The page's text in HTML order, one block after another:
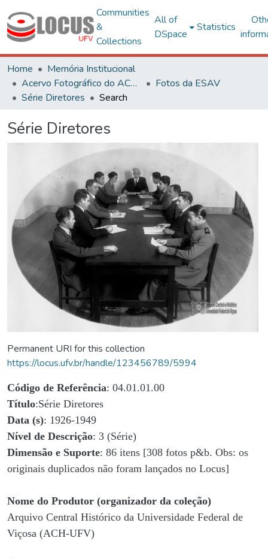
Communities
&
Collections
All of
DSpace
Statistics
Home
Memória Institucional
Acervo Fotográfico do ACH-UFV
Fotos da ESAV
Série Diretores
Search
Série Diretores
Permanent URI for this collection
https://locus.ufv.br/handle/123456789/5994
Código de Referência: 04.01.01.00
Título:Série Diretores
Data (s): 1926-1949
Nível de Descrição: 3 (Série)
Dimensão e Suporte: 86 itens [308 fotos p&b. Obs: os
originais duplicados não foram lançados no Locus]
Nome do Produtor (organizador da coleção)
Arquivo Central Histórico da Universidade Federal de
Viçosa (ACH-UFV)